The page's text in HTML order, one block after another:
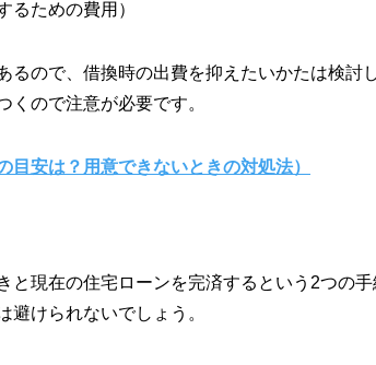
るための費用）
るので、借換時の出費を抑えたいかたは検討
ので注意が必要です。
安は？用意できないときの対処法）
と現在の住宅ローンを完済するという2つの
けられないでしょう。